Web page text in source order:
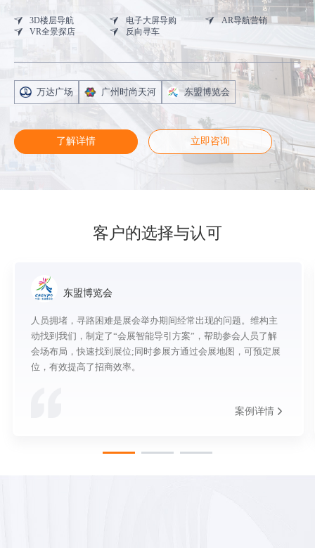
3D楼层导航 电子大屏导购
AR导航营销
VR全景探店
反向寻车
万达广场 广州时尚天河 东盟博览会
了解详情 立即咨询
客户的选择与认可
东盟博览会
人员拥堵，寻路困难是展会举办期间经常出现的问题。维构主
动找到我们，制定了“会展智能导引方案”，帮助参会人员了解
会场布局，快速找到展位;同时参展方通过会展地图，可预定展
位，有效提高了招商效率。
案例详情